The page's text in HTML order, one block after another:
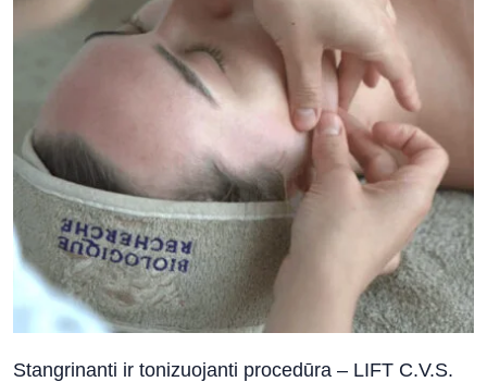
Stangrinanti ir tonizuojanti procedūra – LIFT C.V.S.